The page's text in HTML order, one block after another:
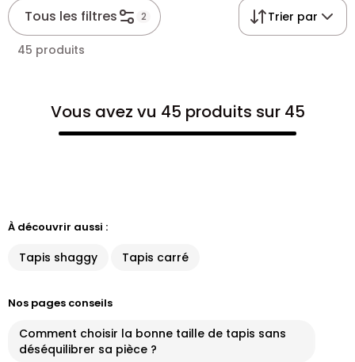
Tous les filtres 2 Trier par
45 produits
Vous avez vu 45 produits sur 45
À découvrir aussi :
Tapis shaggy Tapis carré
Nos pages conseils
Comment choisir la bonne taille de tapis sans
déséquilibrer sa pièce ?